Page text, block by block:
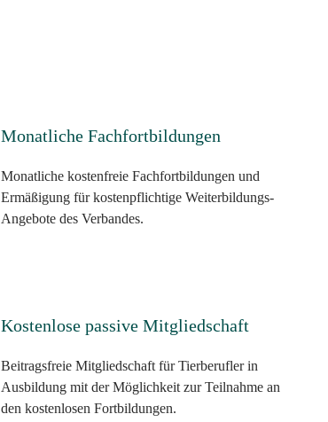
Monatliche Fachfortbildungen
Monatliche kostenfreie Fachfortbildungen und
Ermäßigung für kostenpflichtige Weiterbildungs-
Angebote des Verbandes.
Kostenlose passive Mitgliedschaft
Beitragsfreie Mitgliedschaft für Tierberufler in
Ausbildung mit der Möglichkeit zur Teilnahme an
den kostenlosen Fortbildungen.